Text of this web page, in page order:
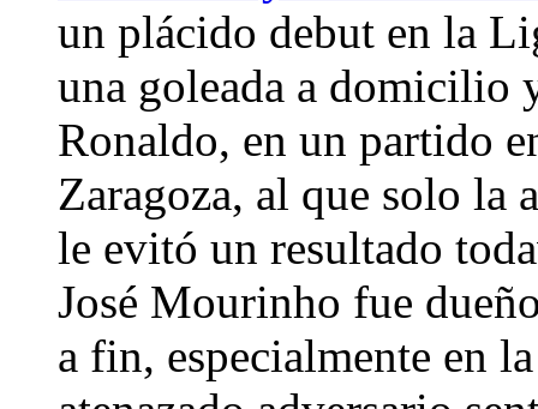
un plácido debut en la
una goleada a domicilio
Ronaldo, en un partido
Zaragoza, al que solo la
le evitó un resultado
José Mourinho fue
a fin, especialmente en